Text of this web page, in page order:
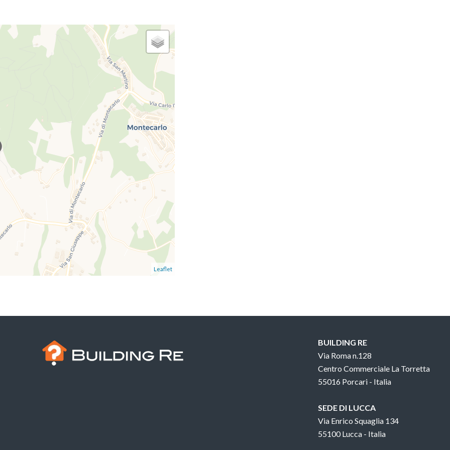
Leaflet
BUILDING RE
Via Roma n.128
Centro Commerciale La Torretta
55016 Porcari - Italia
SEDE DI LUCCA
Via Enrico Squaglia 134
55100 Lucca - Italia